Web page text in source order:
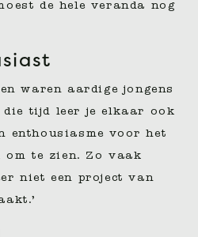
de hele veranda nog
waren aardige jongens
die tijd leer je elkaar ook
enthousiasme voor het
om te zien. Zo vaak
niet een project van